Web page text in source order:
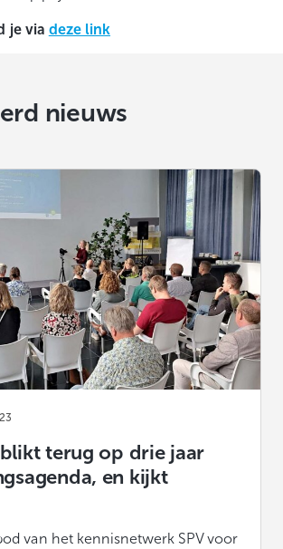
je via deze link
nieuws
terug op drie jaar
en kijkt
van het kennisnetwerk SPV voor